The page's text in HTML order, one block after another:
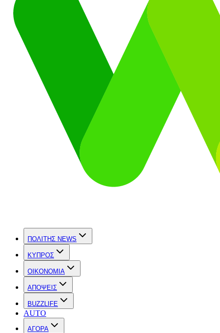
ΠΟΛΙΤΗΣ NEWS
ΚΥΠΡΟΣ
OIKONOMIA
ΑΠΟΨΕΙΣ
BUZZLIFE
AUTO
ΑΓΟΡΑ